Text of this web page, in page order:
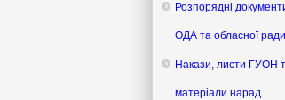
Розпорядні
ОДА та обласної ради
Накази, листи ГУОН
матеріали нарад